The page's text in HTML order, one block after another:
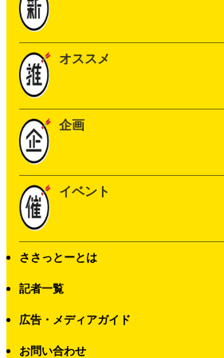
オススメ
企画
イベント
ささっとーとは
記者一覧
広告・メディアガイド
お問い合わせ